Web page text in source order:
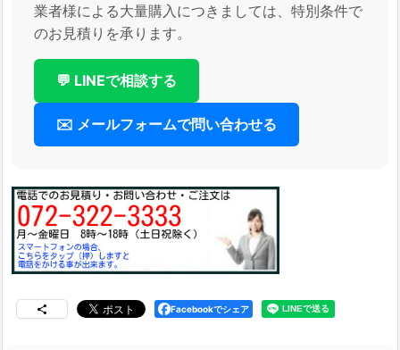
業者様による大量購入につきましては、特別条件で
のお見積りを承ります。
💬 LINEで相談する
✉️ メールフォームで問い合わせる
Facebookでシェア